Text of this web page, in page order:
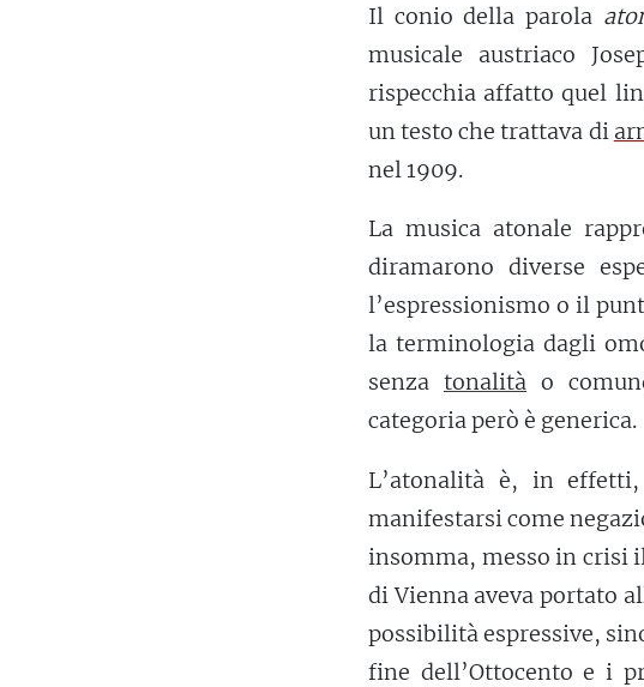
Il conio della parola
musicale austriaco
rispecchia affatto quel
un testo che trattava di
nel 1909.
La musica atonale
diramarono diverse
l’espressionismo o il
la terminologia dagli
senza tonalità o
categoria però è generica.
L’atonalità è, in
manifestarsi come
insomma, messo in crisi
di Vienna aveva portato
possibilità espressive,
fine dell’Ottocento e i